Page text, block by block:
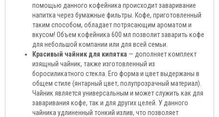
помощью данного кофейника происходит заваривание
напитка через бумажные фильтры. Кофе, приготовленный
таким способом, обладает потрясающим ароматом и
вкусом! Объем кофейника 600 мл позволит заварить кофе
для небольшой компании или для всей семьи.
Красивый чайник для кипятка — дополняет комплект
изящный чайник, также изготовленный из
боросиликатного стекла. Его форма и цвет выдержаны в
общем стиле (янтарный цвет, полупрозрачный материал).
Чайник является универсальным и может служить как для
заваривания кофе, так и для других целей. У данного
чайника удлиненный тонкий излив, что позволяет